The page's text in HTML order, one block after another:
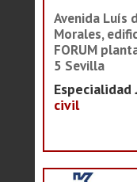
Avenida Luís
Morales,
FORUM
5 Sevilla
Especialidad
civil